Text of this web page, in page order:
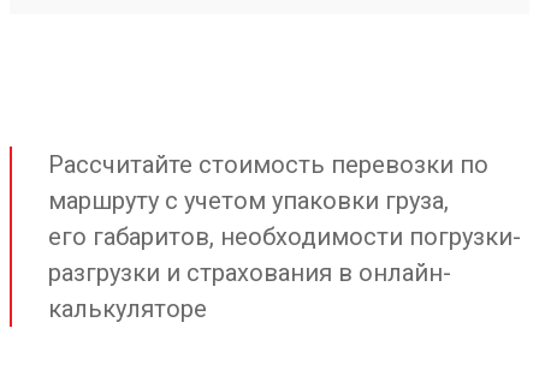
Рассчитайте стоимость перевозки по
маршруту с учетом упаковки груза,
его габаритов, необходимости погрузки-
разгрузки и страхования в онлайн-
калькуляторе